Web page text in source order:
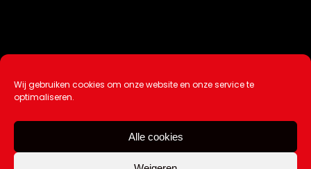
Wij gebruiken cookies om onze website en onze service te
optimaliseren.
Alle cookies
Ontwikkeling / Hosting doorAtSea
Over Ons |Tip de redactie
Contact